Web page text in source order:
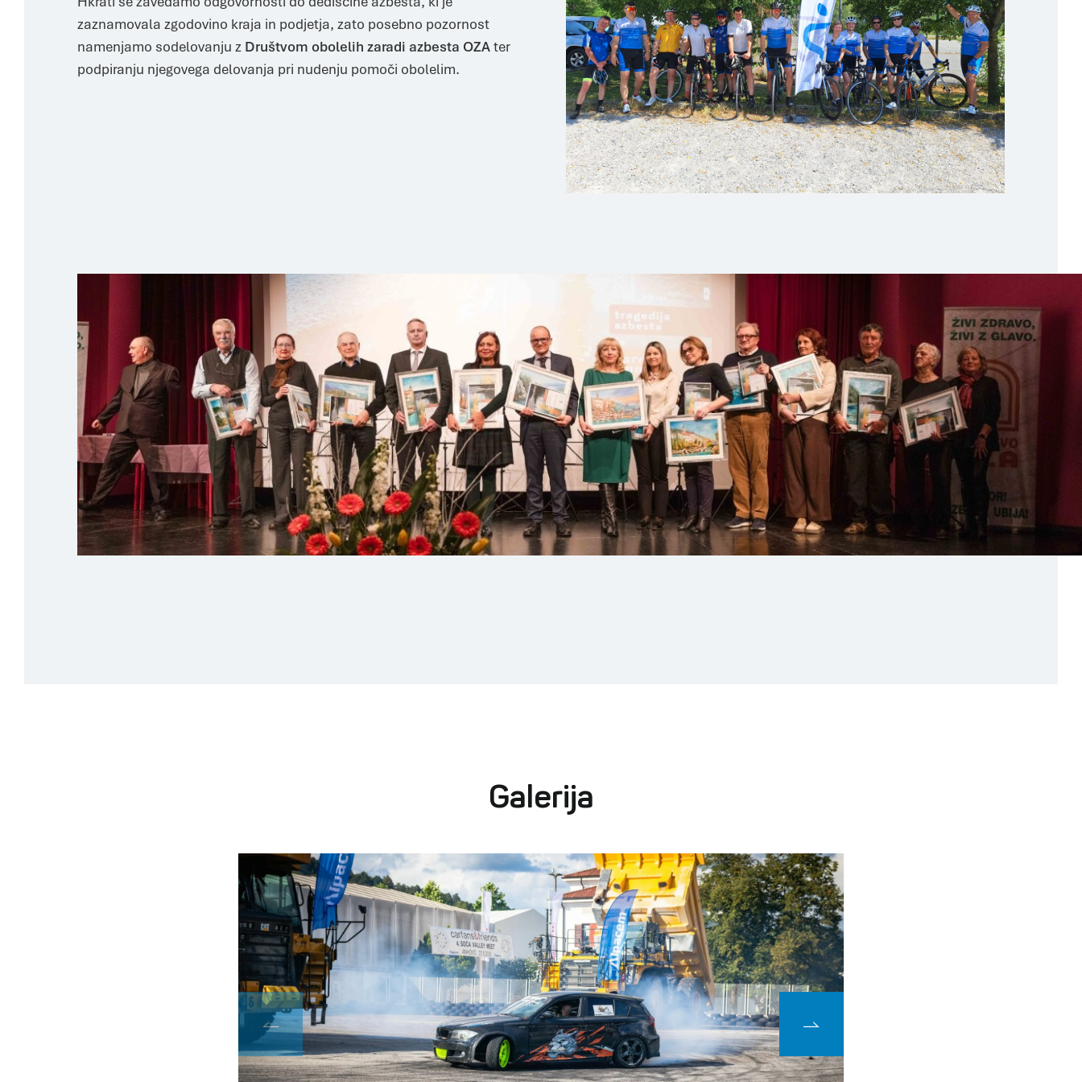
zaznamovala zgodovino kraja in podjetja, zato posebno pozornost
namenjamo sodelovanju z Društvom obolelih zaradi azbesta OZAter
podpiranju njegovega delovanja pri nudenju pomoči obolelim.
Galerija
S temi piškotki štejemo obiske in izvor prometa, da lahko merimo in izboljšamo učinkovitost delovanja našega
spletnega mesta. Z njimi prepoznamo, katera mesta so najbolj in najmanj priljubljena, in opazujemo, kako se
obiskovalci pomikajo po spletnem mestu. Podatki, ki jih piškotki zbirajo, so združeni in anonimni. Če uporabo teh
piškotkov zavrnete, ne bomo vedeli, kdaj ste obiskali naše spletno mesto.
Te piškotke nastavijo naši oglaševalski partnerji. Partnerska oglaševalska podjetja jih lahko uporabljajo za izdelavo
profila vaših interesov, ki ga nato uporabijo za prikazovanje ustreznih oglasov na drugih spletnih mestih. Pri delu
uporabljajo edinstveno prepoznavanje vašega brskalnika in naprave. Če zavrnete uporabo teh piškotkov, ne boste
DOVOLI VSE